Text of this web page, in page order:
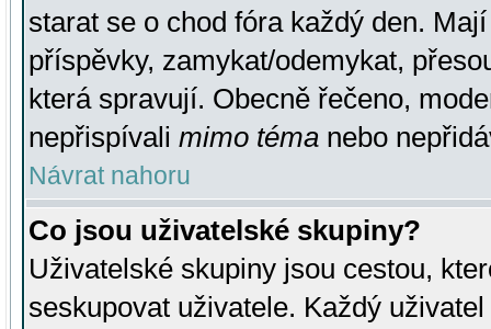
starat se o chod fóra každý den.
příspěvky, zamykat/odemykat,
která spravují. Obecně řečeno,
nepřispívali mimo téma nebo
Návrat nahoru
Co jsou uživatelské skupiny?
Uživatelské skupiny jsou cestou,
seskupovat uživatele. Každý